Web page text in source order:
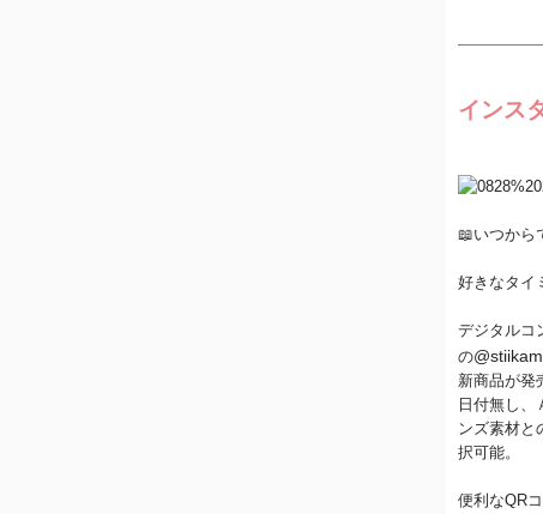
インス
📖いつか
好きなタイ
デジタルコ
の
新商品が発
日付無し
ンズ素材と
択可能。
便利なQR